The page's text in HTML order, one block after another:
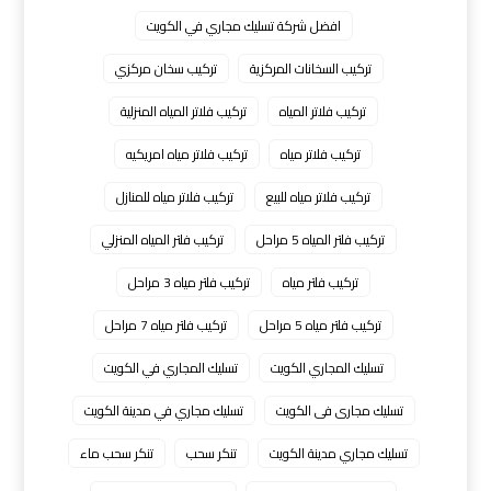
افضل شركة تسليك مجاري في الكويت
تركيب السخانات المركزية
تركيب سخان مركزي
تركيب فلاتر المياه
تركيب فلاتر المياه المنزلية
تركيب فلاتر مياه
تركيب فلاتر مياه امريكيه
تركيب فلاتر مياه للبيع
تركيب فلاتر مياه للمنازل
تركيب فلتر المياه 5 مراحل
تركيب فلتر المياه المنزلي
تركيب فلتر مياه
تركيب فلتر مياه 3 مراحل
تركيب فلتر مياه 5 مراحل
تركيب فلتر مياه 7 مراحل
تسليك المجاري الكويت
تسليك المجاري في الكويت
تسليك مجارى فى الكويت
تسليك مجاري في مدينة الكويت
تسليك مجاري مدينة الكويت
تنكر سحب
تنكر سحب ماء